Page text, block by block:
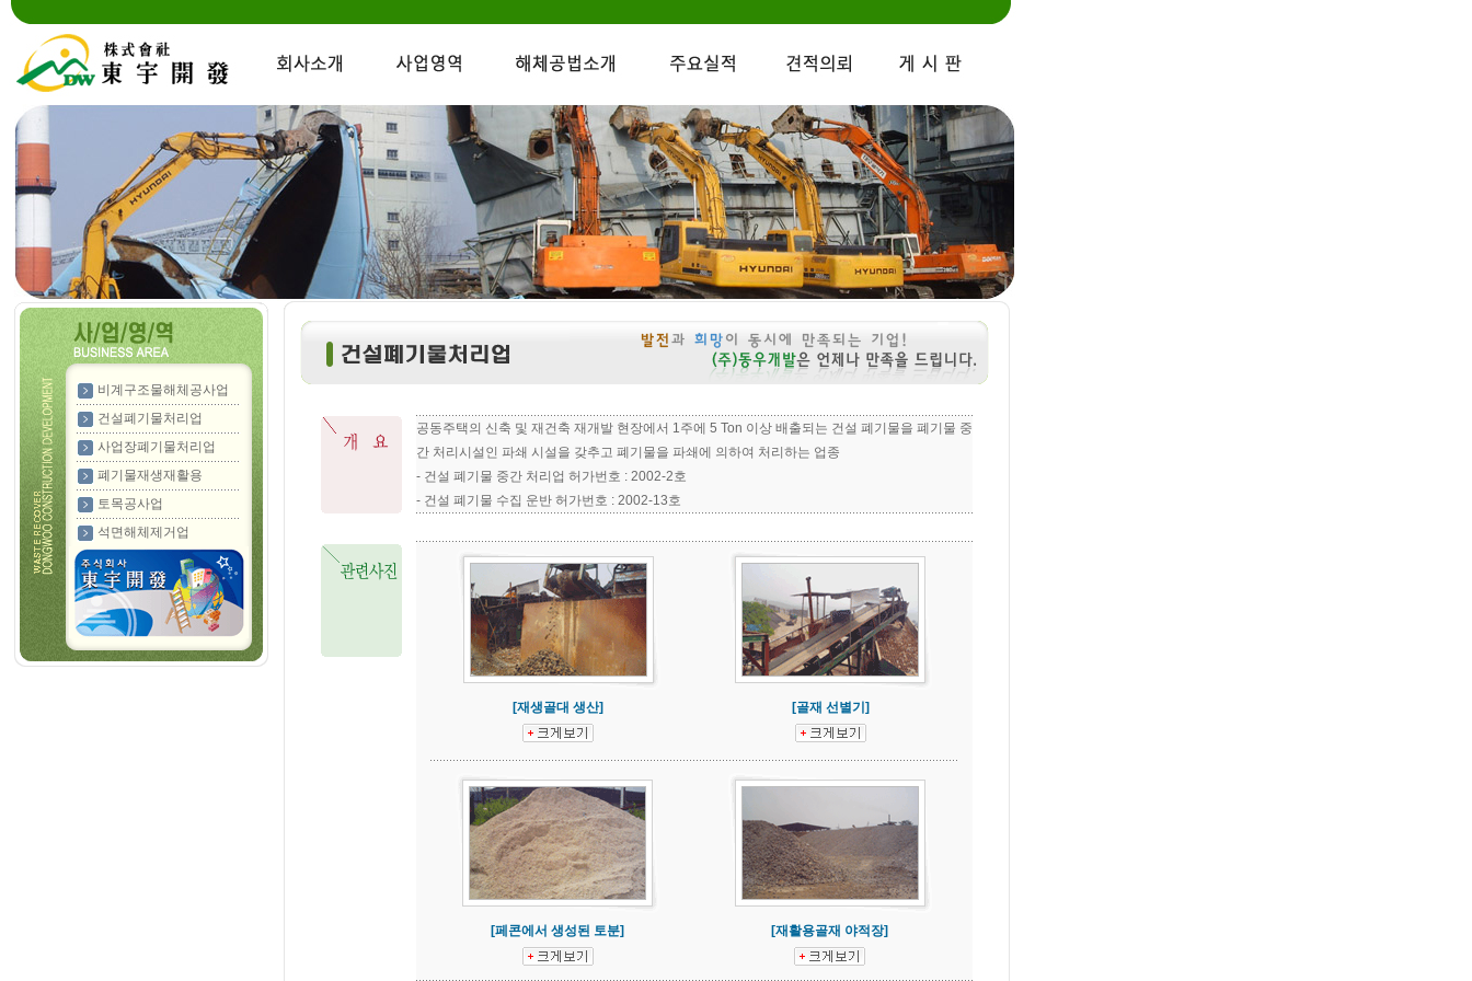
비계구조물해체공사업
건설폐기물처리업
사업장폐기물처리업
폐기물재생재활용
토목공사업
석면해체제거업
공동주택의 신축 및 재건축 재개발 현장에서 1주에 5 Ton 이상 배출되는 건설 폐기물을 폐기물 중
간 처리시설인 파쇄 시설을 갖추고 폐기물을 파쇄에 의하여 처리하는 업종
- 건설 폐기물 중간 처리업 허가번호 : 2002-2호
- 건설 폐기물 수집 운반 허가번호 : 2002-13호
[재생골대 생산] [골재 선별기]
[페콘에서 생성된 토분] [재활용골재 야적장]